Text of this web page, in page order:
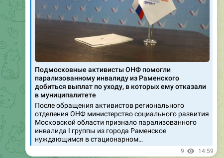
Подмосковные активисты ОНФ помогли
парализованному инвалиду из Раменского
добиться выплат по уходу, в которых ему отказали
в муниципалитете
После обращения активистов регионального
отделения ОНФ министерство социального развития
Московской области признало парализованного
инвалида I группы из города Раменское
нуждающимся в стационарном…
November 24, 2019